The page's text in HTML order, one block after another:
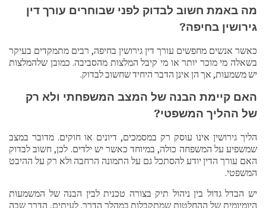
מה באמת חשוב לבדוק לפני שבוחרים עורך דין
גירושין בחיפה?
כאשר אנשים מחפשים עורך דין גירושין בחיפה, רבים מתמקדים בעיקר
בשאלה מי מוכר יותר או מי קיבל המלצות מהסביבה. כמובן שלהמלצות
יש משמעות, אך הן אינן הדבר היחיד שחשוב לבדוק.
האם קיימת הבנה של המצב המשפחתי ולא רק
של ההליך המשפטי?
הליך גירושין אינו עוסק רק במסמכים, דיונים או חוקים. מדובר במצב
שמשפיע על המשפחה כולה, במיוחד כאשר יש ילדים. לכן, חשוב לבדוק
האם עורך הדין יודע להסתכל גם על התמונה הרחבה ולא רק על ההיבט
המשפטי.
יש הבדל גדול בין ניהול תיק בצורה טכנית לבין הבנה של המשמעות
היומיומית של ההחלטות שמתקבלות במהלך הדרך. לעיתים, הדרך שבה